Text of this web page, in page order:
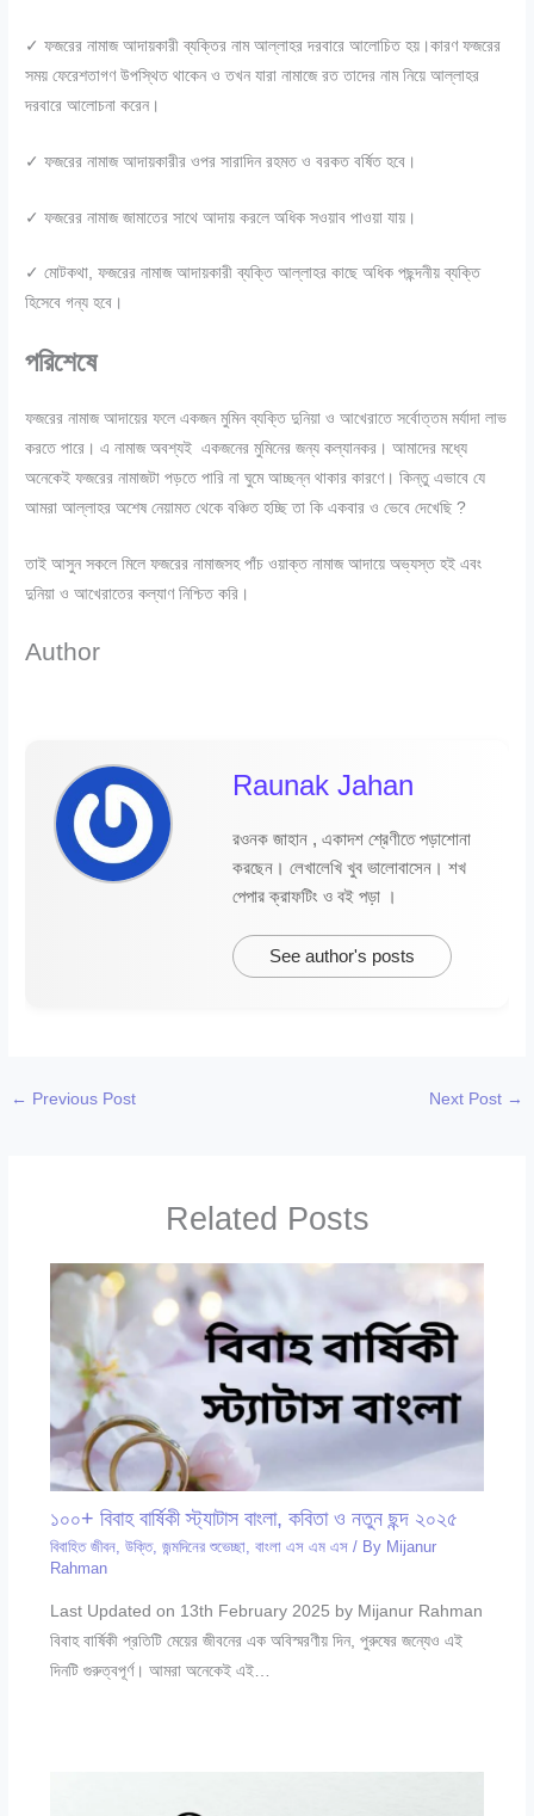
✓ ফজরের নামাজ আদায়কারী ব্যক্তির নাম আল্লাহর দরবারে আলোচিত হয়।কারণ ফজরের
সময় ফেরেশতাগণ উপস্থিত থাকেন ও তখন যারা নামাজে রত তাদের নাম নিয়ে আল্লাহর
দরবারে আলোচনা করেন।
✓ ফজরের নামাজ আদায়কারীর ওপর সারাদিন রহমত ও বরকত বর্ষিত হবে।
✓ ফজরের নামাজ জামাতের সাথে আদায় করলে অধিক সওয়াব পাওয়া যায়।
✓ মোটকথা, ফজরের নামাজ আদায়কারী ব্যক্তি আল্লাহর কাছে অধিক পছন্দনীয় ব্যক্তি
হিসেবে গন্য হবে।
পরিশেষে
ফজরের নামাজ আদায়ের ফলে একজন মুমিন ব্যক্তি দুনিয়া ও আখেরাতে সর্বোত্তম মর্যাদা লাভ
করতে পারে। এ নামাজ অবশ্যই একজনের মুমিনের জন্য কল্যানকর। আমাদের মধ্যে
অনেকেই ফজরের নামাজটা পড়তে পারি না ঘুমে আচ্ছন্ন থাকার কারণে। কিন্তু এভাবে যে
আমরা আল্লাহর অশেষ নেয়ামত থেকে বঞ্চিত হচ্ছি তা কি একবার ও ভেবে দেখেছি ?
তাই আসুন সকলে মিলে ফজরের নামাজসহ পাঁচ ওয়াক্ত নামাজ আদায়ে অভ্যস্ত হই এবং
দুনিয়া ও আখেরাতের কল্যাণ নিশ্চিত করি।
Author
Raunak Jahan
রওনক জাহান , একাদশ শ্রেণীতে পড়াশোনা
করছেন। লেখালেখি খুব ভালোবাসেন। শখ
পেপার ক্রাফটিং ও বই পড়া ।
See author's posts
← Previous Post Next Post →
Related Posts
১০০+ বিবাহ বার্ষিকী স্ট্যাটাস বাংলা, কবিতা ও নতুন ছন্দ ২০২৫
বিবাহিত জীবন, উক্তি, জন্মদিনের শুভেচ্ছা, বাংলা এস এম এস/ By Mijanur
Rahman
Last Updated on 13th February 2025 by Mijanur Rahman
বিবাহ বার্ষিকী প্রতিটি মেয়ের জীবনের এক অবিস্মরণীয় দিন, পুরুষের জন্যেও এই
দিনটি গুরুত্বপূর্ণ। আমরা অনেকেই এই…